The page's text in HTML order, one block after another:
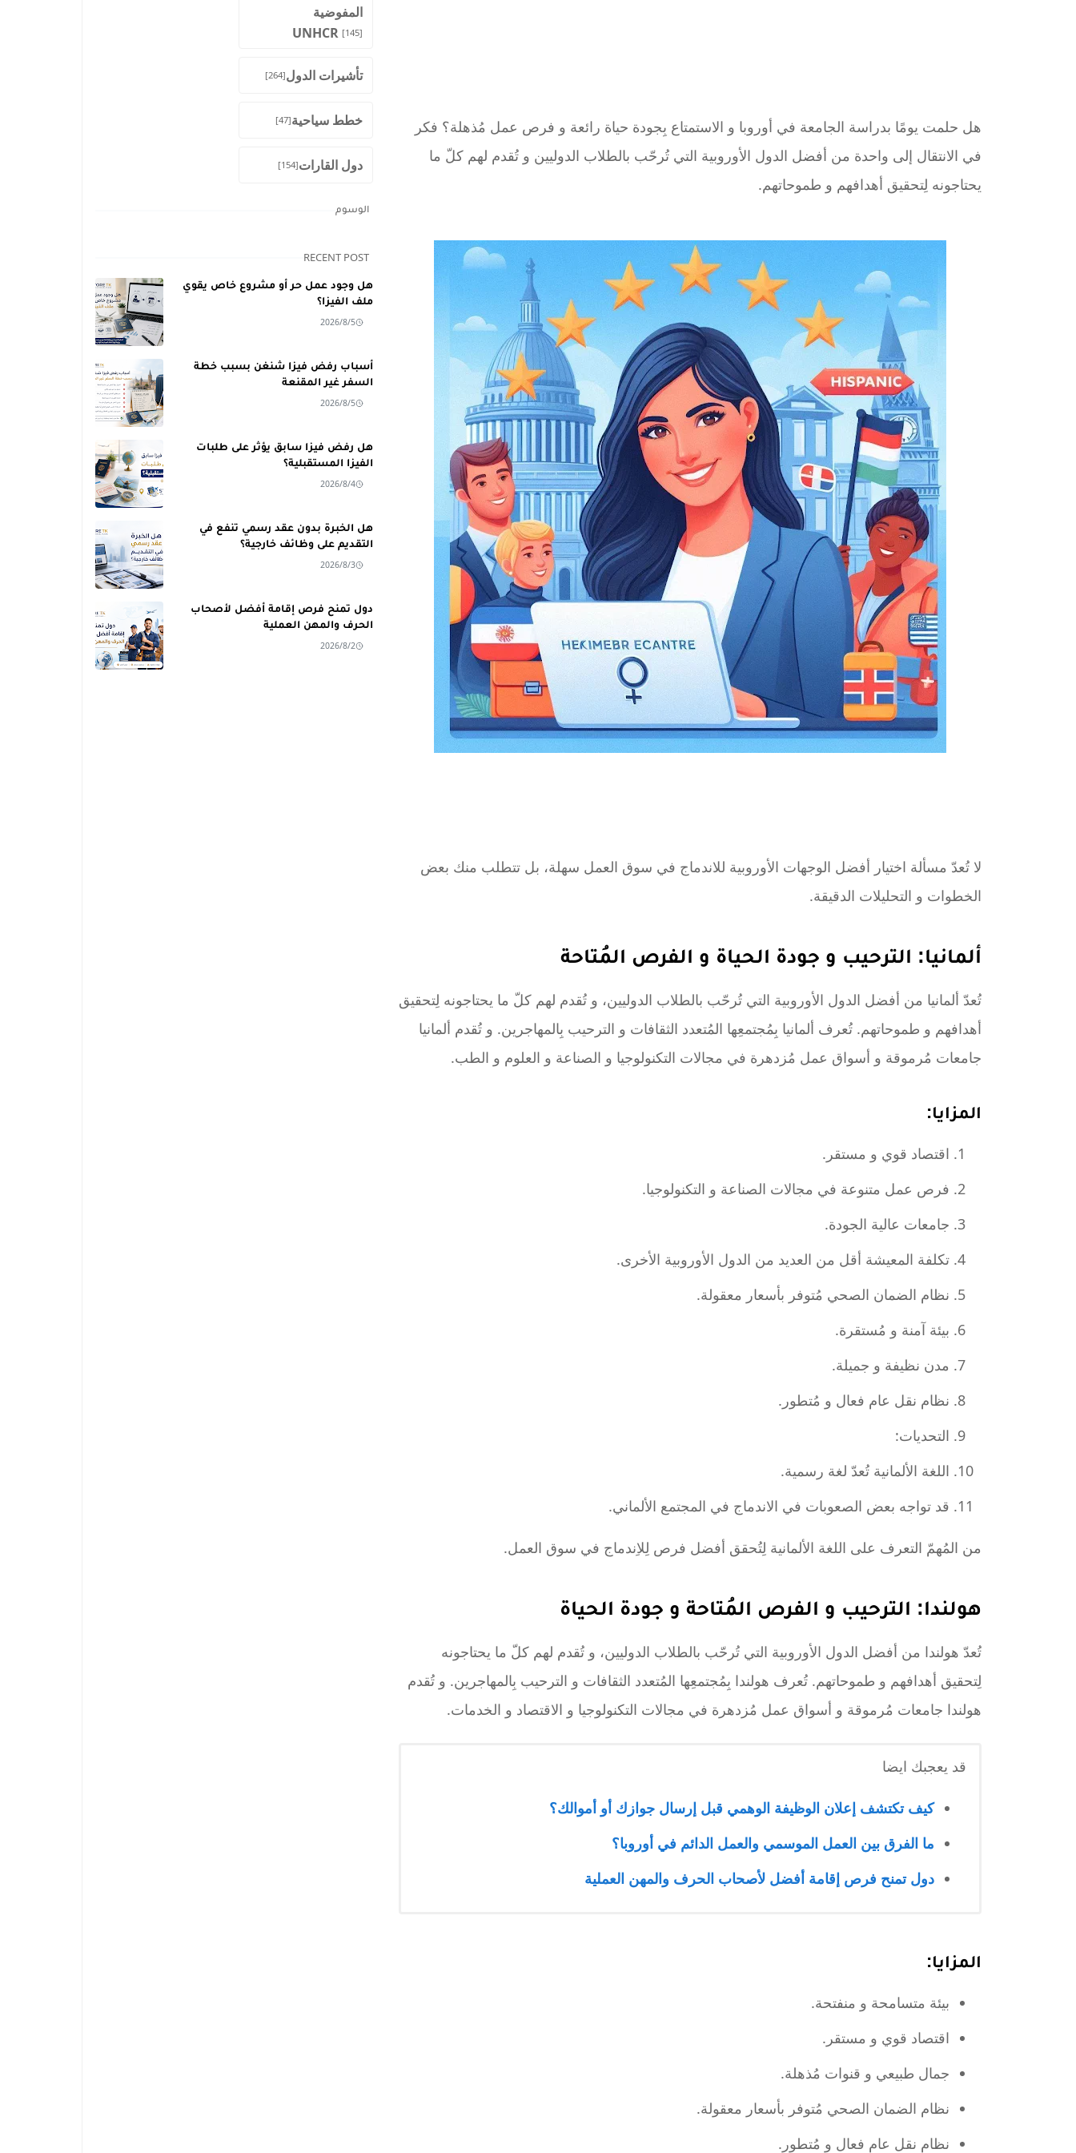
هل حلمت يومًا بدراسة الجامعة في أوروبا و الاستمتاع بِجودة حياة رائعة و فرص عمل مُذهلة؟ فكر
في الانتقال إلى واحدة من أفضل الدول الأوروبية التي تُرحّب بالطلاب الدوليين و تُقدم لهم كلّ ما
يحتاجونه لِتحقيق أهدافهم و طموحاتهم.
لا تُعدّ مسألة اختيار أفضل الوجهات الأوروبية للاندماج في سوق العمل سهلة، بل تتطلب منك بعض
الخطوات و التحليلات الدقيقة.
ألمانيا: الترحيب و جودة الحياة و الفرص المُتاحة
تُعدّ ألمانيا من أفضل الدول الأوروبية التي تُرحّب بالطلاب الدوليين، و تُقدم لهم كلّ ما يحتاجونه لِتحقيق
أهدافهم و طموحاتهم. تُعرف ألمانيا بِمُجتمعِها المُتعدد الثقافات و الترحيب بِالمهاجرين. و تُقدم ألمانيا
جامعات مُرموقة و أسواق عمل مُزدهرة في مجالات التكنولوجيا و الصناعة و العلوم و الطب.
المزايا:
اقتصاد قوي و مستقر.
فرص عمل متنوعة في مجالات الصناعة و التكنولوجيا.
جامعات عالية الجودة.
تكلفة المعيشة أقل من العديد من الدول الأوروبية الأخرى.
نظام الضمان الصحي مُتوفر بأسعار معقولة.
بيئة آمنة و مُستقرة.
مدن نظيفة و جميلة.
نظام نقل عام فعال و مُتطور.
التحديات:
اللغة الألمانية تُعدّ لغة رسمية.
قد تواجه بعض الصعوبات في الاندماج في المجتمع الألماني.
من المُهمّ التعرف على اللغة الألمانية لِتُحقق أفضل فرص لِلاِندماج في سوق العمل.
هولندا: الترحيب و الفرص المُتاحة و جودة الحياة
تُعدّ هولندا من أفضل الدول الأوروبية التي تُرحّب بالطلاب الدوليين، و تُقدم لهم كلّ ما يحتاجونه
لِتحقيق أهدافهم و طموحاتهم. تُعرف هولندا بِمُجتمعِها المُتعدد الثقافات و الترحيب بِالمهاجرين. و تُقدم
هولندا جامعات مُرموقة و أسواق عمل مُزدهرة في مجالات التكنولوجيا و الاقتصاد و الخدمات.
قد يعجبك ايضا
كيف تكتشف إعلان الوظيفة الوهمي قبل إرسال جوازك أو أموالك؟
ما الفرق بين العمل الموسمي والعمل الدائم في أوروبا؟
دول تمنح فرص إقامة أفضل لأصحاب الحرف والمهن العملية
المزايا:
بيئة متسامحة و منفتحة.
اقتصاد قوي و مستقر.
جمال طبيعي و قنوات مُذهلة.
نظام الضمان الصحي مُتوفر بأسعار معقولة.
نظام نقل عام فعال و مُتطور.
المفوضية
UNHCR [145]
تأشيرات الدول[264]
خطط سياحية[47]
دول القارات[154]
الوسوم
RECENT POST
هل وجود عمل حر أو مشروع خاص يقوي
ملف الفيزا؟
2026/8/5
أسباب رفض فيزا شنغن بسبب خطة
السفر غير المقنعة
2026/8/5
هل رفض فيزا سابق يؤثر على طلبات
الفيزا المستقبلية؟
2026/8/4
هل الخبرة بدون عقد رسمي تنفع في
التقديم على وظائف خارجية؟
2026/8/3
دول تمنح فرص إقامة أفضل لأصحاب
الحرف والمهن العملية
2026/8/2